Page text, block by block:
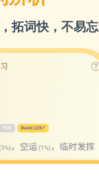
拓词快，不易忘